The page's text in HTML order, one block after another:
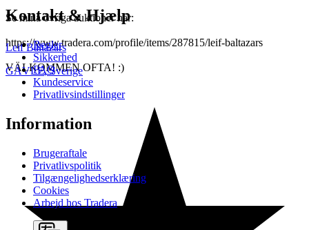
Se mina övriga auktioner här:
https://www.tradera.com/profile/items/287815/leif-baltazars
VÄLKOMMEN OFTA! :)
Leif Baltazars
GÄVLE,Sverige
Kontakt & Hjælp
Regler
Sikkerhed
FAQ
Kundeservice
Privatlivsindstillinger
Information
Brugeraftale
Privatlivspolitik
Tilgængelighedserklæring
Cookies
Arbejd hos Tradera